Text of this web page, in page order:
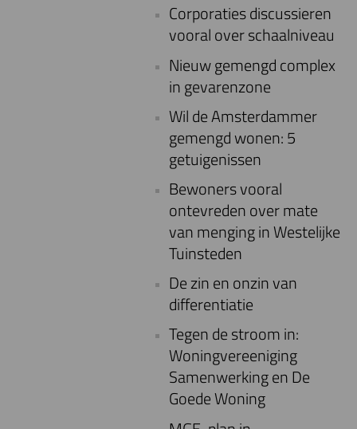
Corporaties discussieren
vooral over schaalniveau
Nieuw gemengd complex
in gevarenzone
Wil de Amsterdammer
gemengd wonen: 5
getuigenissen
Bewoners vooral
ontevreden over mate
van menging in Westelijke
Tuinsteden
De zin en onzin van
differentiatie
Tegen de stroom in:
Woningvereeniging
Samenwerking en De
Goede Woning